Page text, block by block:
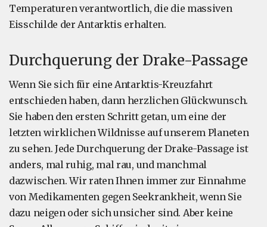
Temperaturen verantwortlich, die die massiven
Eisschilde der Antarktis erhalten.
Durchquerung der Drake-Passage
Wenn Sie sich für eine Antarktis-Kreuzfahrt
entschieden haben, dann herzlichen Glückwunsch.
Sie haben den ersten Schritt getan, um eine der
letzten wirklichen Wildnisse auf unserem Planeten
zu sehen. Jede Durchquerung der Drake-Passage ist
anders, mal ruhig, mal rau, und manchmal
dazwischen. Wir raten Ihnen immer zur Einnahme
von Medikamenten gegen Seekrankheit, wenn Sie
dazu neigen oder sich unsicher sind. Aber keine